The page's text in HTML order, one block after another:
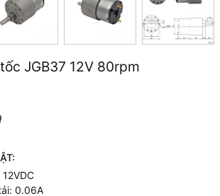
JGB37 12V 80rpm
0.06A